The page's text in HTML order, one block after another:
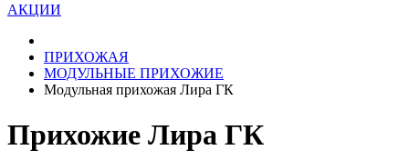
АКЦИИ
ПРИХОЖАЯ
МОДУЛЬНЫЕ ПРИХОЖИЕ
Модульная прихожая Лира ГК
Прихожие Лира ГК